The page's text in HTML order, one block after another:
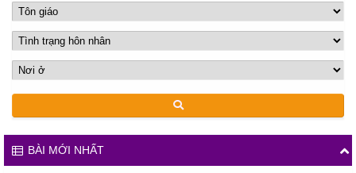
BÀI MỚI NHẤT